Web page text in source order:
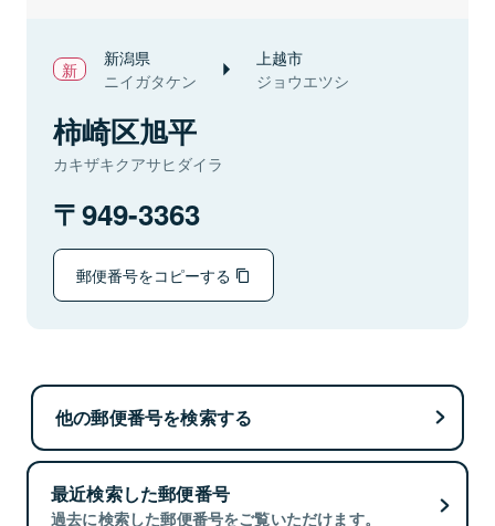
新潟県
ニイガタケン
上越市
ジョウエツシ
柿崎区旭平
カキザキクアサヒダイラ
949-3363
郵便番号をコピーする
他の郵便番号を検索する
最近検索した郵便番号
過去に検索した郵便番号をご覧いただけます。